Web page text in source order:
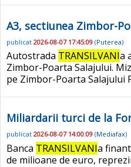
A3, sectiunea Zimbor-
publicat 2026-08-07 17:45:09 (Puterea)
Autostrada TRANSILVANIa
Zimbor-Poarta Salajului.
pe Zimbor-Poarta Salajului
Miliardarii turci de la
publicat 2026-08-07 14:00:09 (Mediafax)
Banca TRANSILVANIa
de milioane de euro,